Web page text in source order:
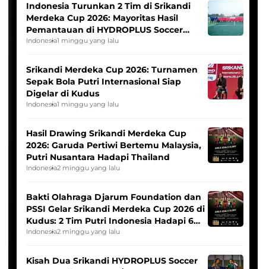
Indonesia Turunkan 2 Tim di Srikandi
Merdeka Cup 2026: Mayoritas Hasil
Pemantauan di HYDROPLUS Soccer
League
Indonesia1 minggu yang lalu
Srikandi Merdeka Cup 2026: Turnamen
Sepak Bola Putri Internasional Siap
Digelar di Kudus
Indonesia1 minggu yang lalu
Hasil Drawing Srikandi Merdeka Cup
2026: Garuda Pertiwi Bertemu Malaysia,
Putri Nusantara Hadapi Thailand
Indonesia2 minggu yang lalu
Bakti Olahraga Djarum Foundation dan
PSSI Gelar Srikandi Merdeka Cup 2026 di
Kudus: 2 Tim Putri Indonesia Hadapi 6
Tim Asia
Indonesia2 minggu yang lalu
Kisah Dua Srikandi HYDROPLUS Soccer